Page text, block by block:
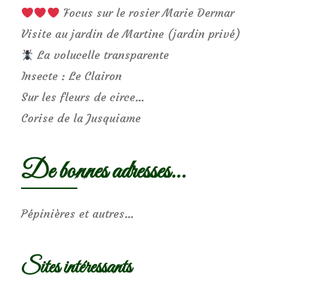
Focus sur le rosier Marie Dermar
Visite au jardin de Martine (jardin privé)
La volucelle transparente
Insecte : Le Clairon
Sur les fleurs de circe…
Corise de la Jusquiame
De bonnes adresses…
Pépinières et autres…
Sites intéressants